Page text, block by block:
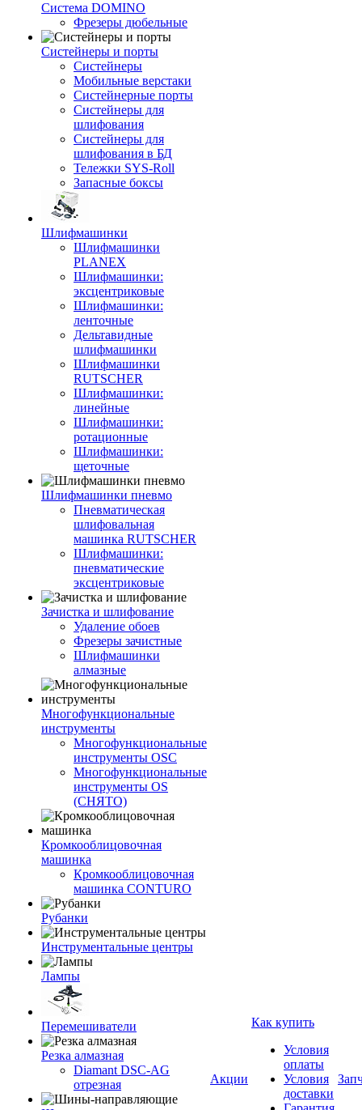
Система DOMINO
Фрезеры дюбельные
Систейнеры и порты
Систейнеры
Мобильные верстаки
Систейнерные порты
Систейнеры для
шлифования
Систейнеры для
шлифования в БД
Тележки SYS-Roll
Запасные боксы
Шлифмашинки
Шлифмашинки
PLANEX
Шлифмашинки:
эксцентриковые
Шлифмашинки:
ленточные
Дельтавидные
шлифмашинки
Шлифмашинки
RUTSCHER
Шлифмашинки:
линейные
Шлифмашинки:
ротационные
Шлифмашинки:
щеточные
Шлифмашинки пневмо
Пневматическая
шлифовальная
машинка RUTSCHER
Шлифмашинки:
пневматические
эксцентриковые
Зачистка и шлифование
Удаление обоев
Фрезеры зачистные
Шлифмашинки
алмазные
Многофункциональные
инструменты
Многофункциональные
инструменты OSC
Многофункциональные
инструменты OS
(СНЯТО)
Кромкооблицовочная
машинка
Кромкооблицовочная
машинка CONTURO
Рубанки
Инструментальные центры
Лампы
Перемешиватели
Резка алмазная
Diamant DSC-AG
отрезная
Акции
Как купить
Условия
оплаты
Условия
доставки